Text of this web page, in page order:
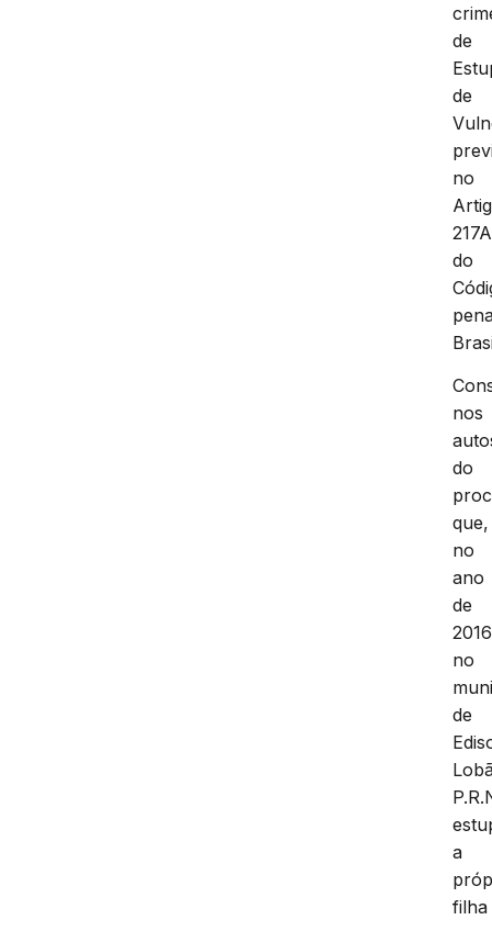
de
de
no
do
nos
do
que,
no
ano
de
no
de
a
filha